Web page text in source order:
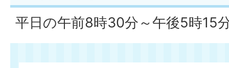
平日の午前8時30分～午後5時15